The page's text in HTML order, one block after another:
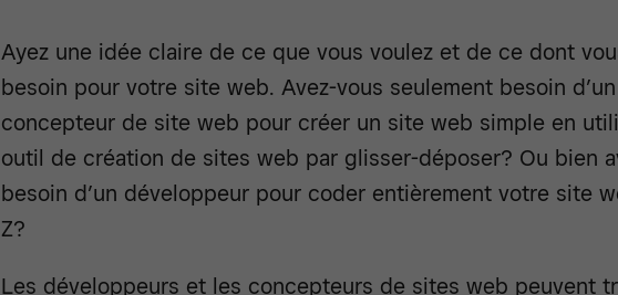
Ayez une idée claire de ce que vous voulez et de ce dont
besoin pour votre site web. Avez-vous seulement besoin d’un
concepteur de site web pour créer un site web simple en
outil de création de sites web par glisser-déposer? Ou bien
besoin d’un développeur pour coder entièrement votre site
Z?
Les développeurs et les concepteurs de sites web peuvent